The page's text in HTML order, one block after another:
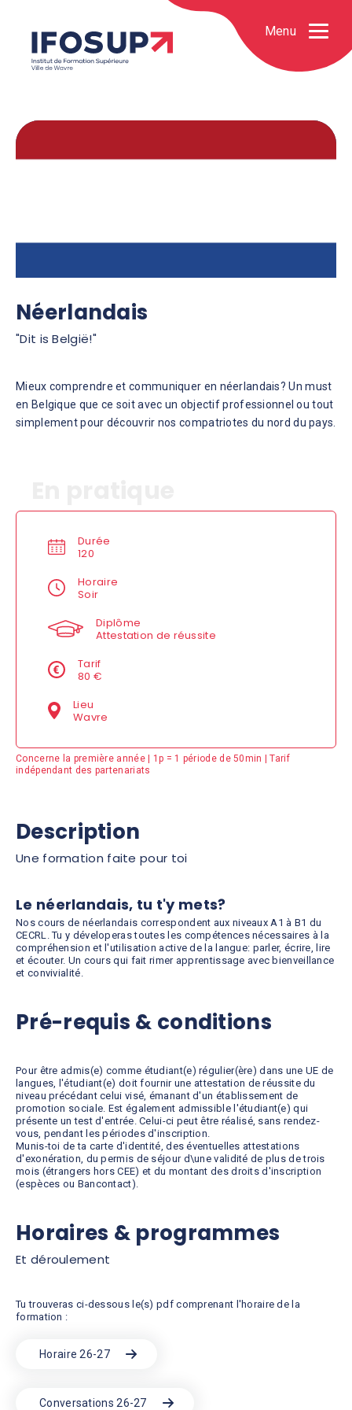
Menu
Néerlandais
"Dit is België!"
Mieux comprendre et communiquer en néerlandais? Un must
en Belgique que ce soit avec un objectif professionnel ou tout
simplement pour découvrir nos compatriotes du nord du pays.
Durée
120
Horaire
Soir
Diplôme
Attestation de réussite
Tarif
80 €
Lieu
Wavre
Concerne la première année | 1p = 1 période de 50min | Tarif
indépendant des partenariats
Description
Une formation faite pour toi
Le néerlandais, tu t'y mets?
Nos cours de néerlandais correspondent aux niveaux A1 à B1 du
CECRL. Tu y déveloperas toutes les compétences nécessaires à la
compréhension et l'utilisation active de la langue: parler, écrire, lire
et écouter. Un cours qui fait rimer apprentissage avec bienveillance
et convivialité.
Pré-requis & conditions
Pour être admis(e) comme étudiant(e) régulier(ère) dans une UE de
langues, l'étudiant(e) doit fournir une attestation de réussite du
niveau précédant celui visé, émanant d'un établissement de
promotion sociale. Est également admissible l'étudiant(e) qui
présente un test d'entrée. Celui-ci peut être réalisé, sans rendez-
vous, pendant les périodes d'inscription.
Munis-toi de ta carte d'identité, des éventuelles attestations
d'exonération, du permis de séjour d\une validité de plus de trois
mois (étrangers hors CEE) et du montant des droits d'inscription
(espèces ou Bancontact).
Horaires & programmes
Et déroulement
Tu trouveras ci-dessous le(s) pdf comprenant l'horaire de la
formation :
Horaire 26-27
Conversations 26-27